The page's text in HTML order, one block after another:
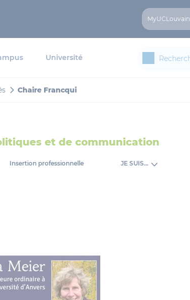
MyUCLouvain
Université
Chaire Francqui
et de communication
Insertion professionnelle JE SUIS...